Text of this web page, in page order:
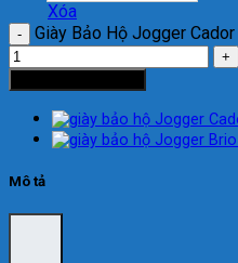
Xóa
Giày Bảo Hộ Jogger
Mô tả